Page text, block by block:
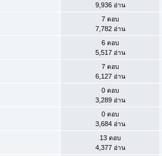
9,936 อ่าน
7 ตอบ
7,782 อ่าน
6 ตอบ
5,517 อ่าน
7 ตอบ
6,127 อ่าน
0 ตอบ
3,289 อ่าน
0 ตอบ
3,684 อ่าน
13 ตอบ
4,377 อ่าน